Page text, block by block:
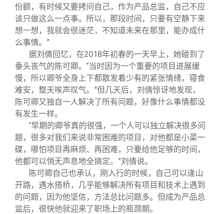
份额，有时候又要拷问自己，作为产品总监，自己不应
该只做这么一点事。所以，那段时间，只要有空静下来
想一想，我就会很迷茫，不知道未来在那里，能办成什
么事情。”
据刘倩回忆，在2018年初春的一天早上，她碰到了
垂头丧气的陈可卿。“当时因为一个重要的项目进展缓
慢，所以卿爷全身上下都散发着少有的紧张情绪，寝食
难安，整天唉声叹气。”但几天后，刘倩惊讶地发现，
陈可卿又独自一人解决了所有问题，好像什么事情都没
有发生一样。
“早期的卿爷真的很强，一个人可以独立解决很多问
题，很多对我们来说非常困难的项目，对他都是小菜一
碟，哪怕项目再麻烦、再困难，只要给他足够的时间，
他都可以悄无声息地全搞定。”刘倩说。
陈可卿自己也承认，刚入行的时候，自己可以逢山
开路，遇水搭桥，几乎能够解决所有项目和技术上遇到
的问题，因为他坚信，方法总比问题多。但成为产品总
监后，很快他就迎来了职场上的瓶颈期。